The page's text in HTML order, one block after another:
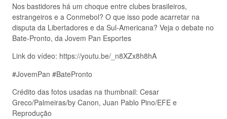
Nos bastidores há um choque entre clubes brasileiros,
estrangeiros e a Conmebol? O que isso pode acarretar na
disputa da Libertadores e da Sul-Americana? Veja o debate no
Bate-Pronto, da Jovem Pan Esportes
Link do vídeo: https://youtu.be/_n8XZx8h8hA
#JovemPan #BatePronto
Crédito das fotos usadas na thumbnail: Cesar
Greco/Palmeiras/by Canon, Juan Pablo Pino/EFE e
Reprodução